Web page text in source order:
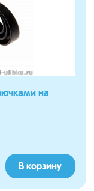
на
В корзину